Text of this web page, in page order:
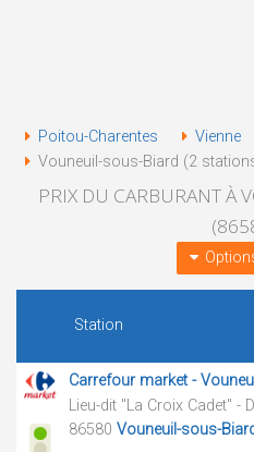
Poitou-Charentes
Vienne
Vouneuil-sous-Biard (2
PRIX DU CARBURANT À
Station
Carrefour market -
Lieu-dit "La Croix Cadet" -
86580 Vouneuil-sous-